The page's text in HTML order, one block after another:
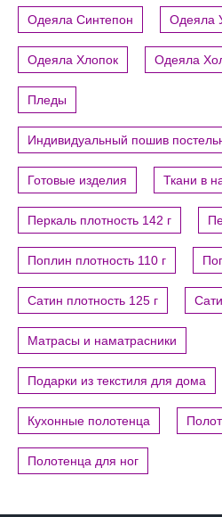
Одеяла Синтепон Одеяла
Одеяла Хлопок Одеяла
Пледы
Индивидуальный пошив
Готовые изделия Ткани в
Перкаль плотность 142 г
Поплин плотность 110 г
Сатин плотность 125 г
Матрасы и наматрасники
Подарки из текстиля для дома
Кухонные полотенца
Полотенца для ног